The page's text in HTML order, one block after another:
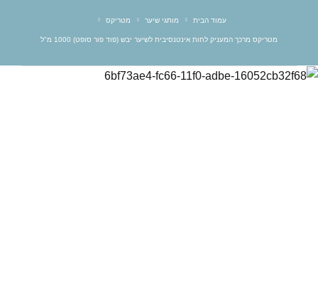
עמוד הבית מותגי שיער מטריקס
מטריקס מרכך המעניק לחות אינטנסיבית לשיער יבש (פוד פור סופט) 1000 מ"ל